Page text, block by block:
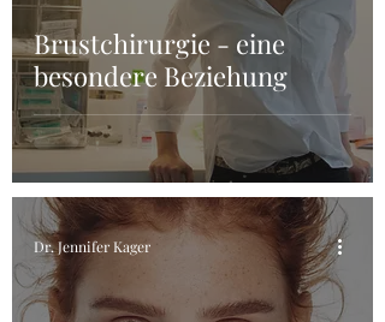
Brustchirurgie - eine
besondere Beziehung
Dr. Jennifer Kager